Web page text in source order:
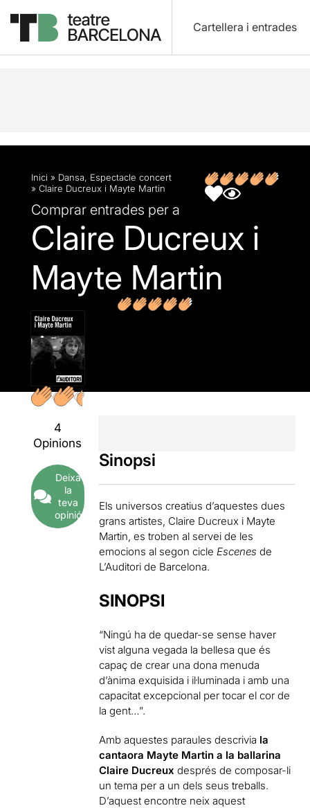
Cartellera i entrades
Descripció Fitxa artística Opinions
Inici » Dansa, Espectacle concert
» Claire Ducreux i Mayte Martin
Comprar entrades per a
Claire Ducreux i
Mayte Martin
4
Opinions
Deixa
la
teva
opinió
Sinopsi
Els universos creatius d’aquestes dues
grans artistes, Claire Ducreux i Mayte
Martin, es troben al servei de les
emocions al segon cicle Escenes de
L’Auditori de Barcelona.
SINOPSI
“Ningú ha de quedar-se sense haver
vist alguna vegada la bellesa que és
capaç de crear una dona menuda
d’ànima exquisida i il·luminada i amb una
capacitat excepcional per tocar el cor de
la gent…”.
Amb aquestes paraules descrivia la
cantaora Mayte Martin a la ballarina
Claire Ducreux després de composar-li
un tema per a un dels seus treballs.
D’aquest encontre neix aquest